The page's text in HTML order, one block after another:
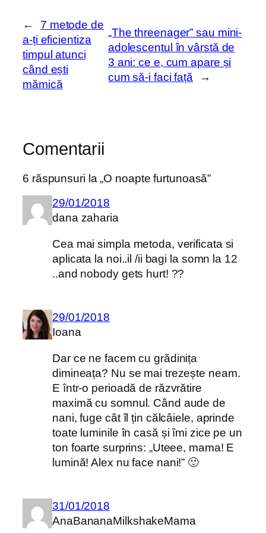
←
7 metode de
a-ți eficientiza
timpul atunci
când ești
mămică
„The threenager” sau mini-
adolescentul în vârstă de
3 ani: ce e, cum apare și
cum să-i faci față
→
Comentarii
6 răspunsuri la „O noapte furtunoasă”
29/01/2018
dana zaharia
Cea mai simpla metoda, verificata si
aplicata la noi..il /ii bagi la somn la 12
..and nobody gets hurt! ??
29/01/2018
Ioana
Dar ce ne facem cu grădinița
dimineața? Nu se mai trezește neam.
E într-o perioadă de răzvrătire
maximă cu somnul. Când aude de
nani, fuge cât îl țin călcâiele, aprinde
toate luminile în casă și îmi zice pe un
ton foarte surprins: „Uteee, mama! E
lumină! Alex nu face nani!” 🙂
31/01/2018
AnaBananaMilkshakeMama